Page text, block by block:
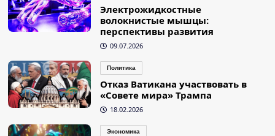
Электрожидкостные
волокнистые мышцы:
перспективы развития
09.07.2026
Политика
Отказ Ватикана участвовать в
«Совете мира» Трампа
18.02.2026
Экономика